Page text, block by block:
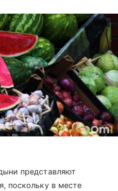
представляют
поскольку в месте